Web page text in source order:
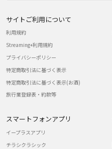
サイトご利用について
利用規約
Streaming+利用規約
プライバシーポリシー
特定商取引法に基づく表示
特定商取引法に基づく表示(お酒)
旅行業登録表・約款等
スマートフォンアプリ
イープラスアプリ
チラシクラシック